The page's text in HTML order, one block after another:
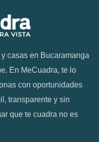
casas en Bucaramanga
En MeCuadra, te lo
con oportunidades
transparente y sin
que te cuadra no es